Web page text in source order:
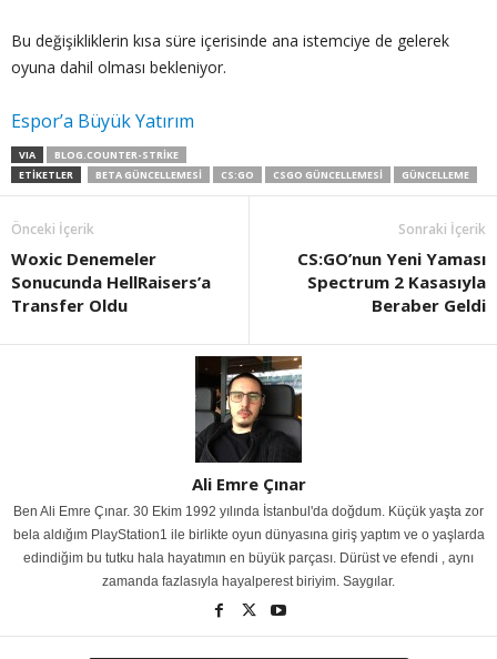
Bu değişikliklerin kısa süre içerisinde ana istemciye de gelerek
oyuna dahil olması bekleniyor.
Espor’a Büyük Yatırım
VIA
BLOG.COUNTER-STRIKE
ETIKETLER
BETA GÜNCELLEMESI CS:GO CSGO GÜNCELLEMESI GÜNCELLEME
Önceki İçerik
Woxic Denemeler
Sonucunda HellRaisers’a
Transfer Oldu
Sonraki İçerik
CS:GO’nun Yeni Yaması
Spectrum 2 Kasasıyla
Beraber Geldi
Ali Emre Çınar
Ben Ali Emre Çınar. 30 Ekim 1992 yılında İstanbul'da doğdum. Küçük yaşta zor
bela aldığım PlayStation1 ile birlikte oyun dünyasına giriş yaptım ve o yaşlarda
edindiğim bu tutku hala hayatımın en büyük parçası. Dürüst ve efendi , aynı
zamanda fazlasıyla hayalperest biriyim. Saygılar.